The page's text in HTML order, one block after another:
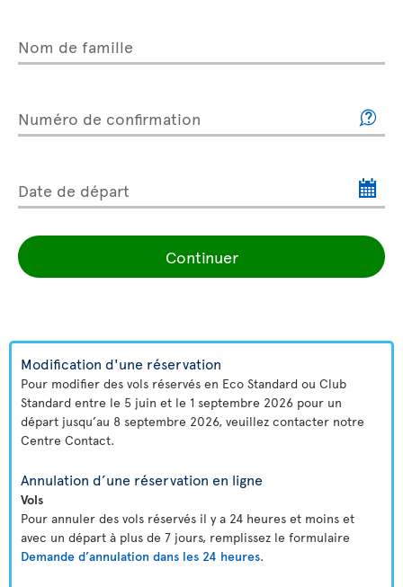
Nom de famille
Numéro de confirmation
Date de départ
Continuer
Modification d'une réservation
Pour modifier des vols réservés en Eco Standard ou Club
Standard entre le 5 juin et le 1 septembre 2026 pour un
départ jusqu’au 8 septembre 2026, veuillez contacter notre
Centre Contact.
Annulation d’une réservation en ligne
Vols
Pour annuler des vols réservés il y a 24 heures et moins et
avec un départ à plus de 7 jours, remplissez le formulaire
Demande d’annulation dans les 24 heures.